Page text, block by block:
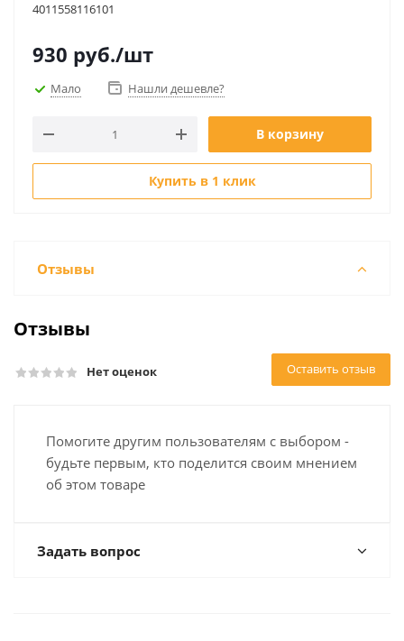
4011558116101
930 руб./шт
Мало Нашли дешевле?
В корзину
Купить в 1 клик
Отзывы
Отзывы
Нет оценок Оставить отзыв
Помогите другим пользователям с выбором -
будьте первым, кто поделится своим мнением
об этом товаре
Задать вопрос